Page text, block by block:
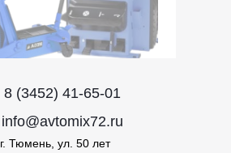
8 (3452) 41-65-01
info@avtomix72.ru
г. Тюмень, ул. 50 лет